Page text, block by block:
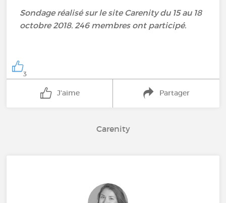
Sondage réalisé sur le site Carenity du 15 au 18
octobre 2018. 246 membres ont participé.
3
J'aime Partager
Carenity